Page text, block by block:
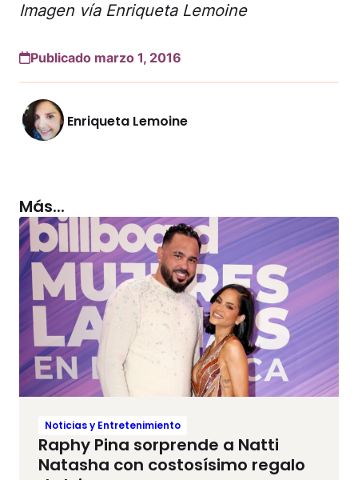
Imagen vía Enriqueta Lemoine
Publicado marzo 1, 2016
Enriqueta Lemoine
Más...
Noticias y Entretenimiento
Raphy Pina sorprende a Natti
Natasha con costosísimo regalo